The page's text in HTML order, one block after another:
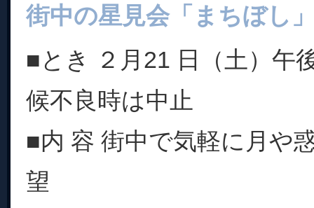
街中の星見会「まちぼし
■とき ２月21 日（土）午
候不良時は中止
■内 容 街中で気軽に月や
望